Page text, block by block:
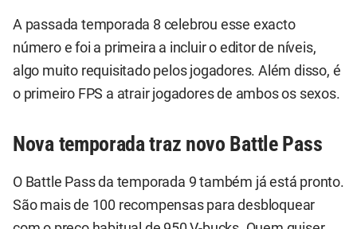
A passada temporada 8 celebrou esse exacto
número e foi a primeira a incluir o editor de níveis,
algo muito requisitado pelos jogadores. Além disso, é
o primeiro FPS a atrair jogadores de ambos os sexos.
Nova temporada traz novo Battle Pass
O Battle Pass da temporada 9 também já está pronto.
São mais de 100 recompensas para desbloquear